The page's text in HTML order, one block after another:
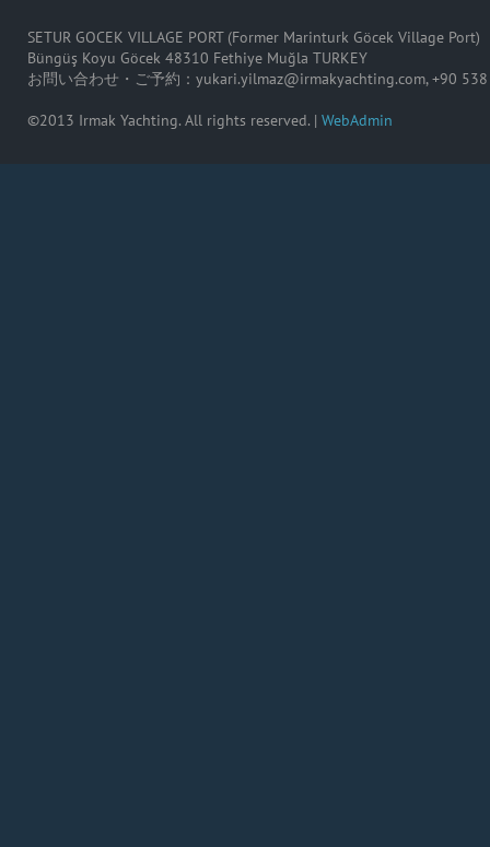
SETUR GOCEK VILLAGE PORT (Former Marinturk Göcek Village Port)
Büngüş Koyu Göcek 48310 Fethiye Muğla TURKEY
お問い合わせ・ご予約： yukari.yilmaz@irmakyachting.com, +90
©2013 Irmak Yachting. All rights reserved. | WebAdmin